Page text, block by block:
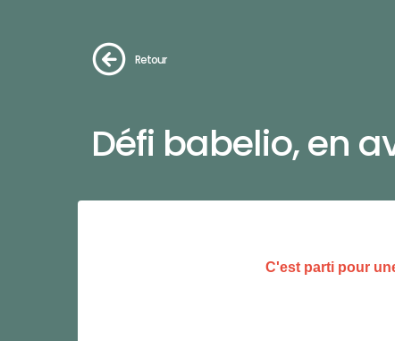
Retour
Défi babelio, en
C'est parti pour